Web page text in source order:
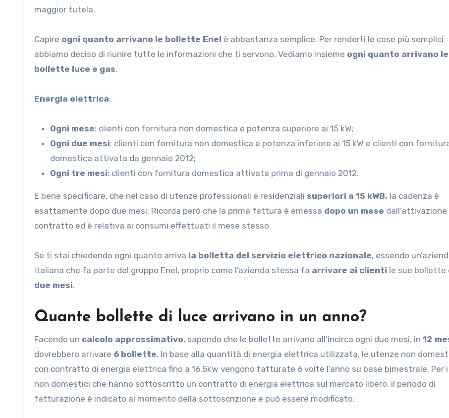
maggior tutela.
Capire ogni quanto arrivano le bollette Enel è abbastanza semplice. Per renderti le cose più semplici
abbiamo deciso di riunire tutte le informazioni che ti servono. Vediamo insieme ogni quanto arrivano le
bollette luce e gas.
Energia elettrica:
Ogni mese: clienti con fornitura non domestica e potenza superiore ai 15 kW;
Ogni due mesi: clienti con fornitura non domestica e potenza inferiore ai 15 kW e clienti con
domestica attivata da gennaio 2012;
Ogni tre mesi: clienti con fornitura domestica attivata prima di gennaio 2012.
E bene specificare, che nel caso di utenze professionali e residenziali superiori a 15 kWB, la cadenza è
esattamente dopo due mesi. Ricorda però che la prima fattura è emessa dopo un mese dall’attivazione
contratto ed è relativa ai consumi effettuati il mese stesso.
Se ti stai chiedendo ogni quanto arriva la bolletta del servizio elettrico nazionale, essendo
italiana che fa parte del gruppo Enel, proprio come l’azienda stessa fa arrivare ai clienti le sue bollette
due mesi.
Quante bollette di luce arrivano in un anno?
Facendo un calcolo approssimativo, sapendo che le bollette arrivano all’incirca ogni due mesi, in 12
dovrebbero arrivare 6 bollette. In base alla quantità di energia elettrica utilizzata, le utenze non
con contratto di energia elettrica fino a 16,5kw vengono fatturate 6 volte l’anno su base bimestrale. Per
non domestici che hanno sottoscritto un contratto di energia elettrica sul mercato libero, il periodo di
fatturazione è indicato al momento della sottoscrizione e può essere modificato.